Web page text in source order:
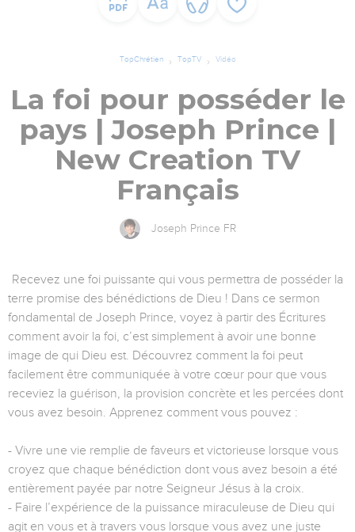
TopChrétien TopTV Vidéo
La foi pour posséder le
pays | Joseph Prince |
New Creation TV
Français
Joseph Prince FR
Recevez une foi puissante qui vous permettra de posséder la
terre promise des bénédictions de Dieu ! Dans ce sermon
fondamental de Joseph Prince, voyez à partir des Écritures
comment avoir la foi, c’est simplement à avoir une bonne
image de qui Dieu est. Découvrez comment la foi peut
facilement être communiquée à votre cœur pour que vous
receviez la guérison, la provision concrète et les percées dont
vous avez besoin. Apprenez comment vous pouvez :
- Vivre une vie remplie de faveurs et victorieuse lorsque vous
croyez que chaque bénédiction dont vous avez besoin a été
entièrement payée par notre Seigneur Jésus à la croix.
- Faire l’expérience de la puissance miraculeuse de Dieu qui
agit en vous et à travers vous lorsque vous avez une juste